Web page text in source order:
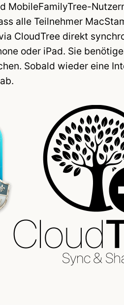
MobileFamilyTree-
alle Teilnehmer
CloudTree direkt
oder iPad. Sie
Sobald wieder eine